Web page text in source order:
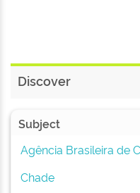
Discover
Subject
Agência Brasileira de
Chade